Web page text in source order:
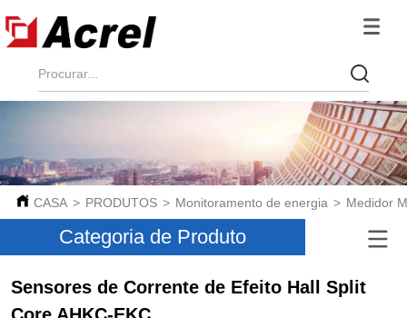
CASA > PRODUTOS > Monitoramento de energia > Medidor
Categoria de Produto
Sensores de Corrente de Efeito Hall Split